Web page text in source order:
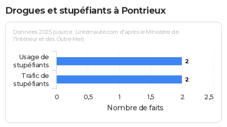
Drogues et stupéfiants à Pontrieux
Nombre de faits
Données 2025 (source : Linternaute.com d'après le Ministère de
l'Intérieur et des Outre-Mer)
2
2
Usage de
stupéfiants
Trafic de
stupéfiants
0
0,5 1 1,5 2 2,5